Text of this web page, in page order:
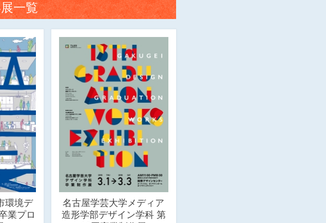
一覧
環境デ
業プロ
名古屋学芸大学メディア
造形学部デザイン学科 第